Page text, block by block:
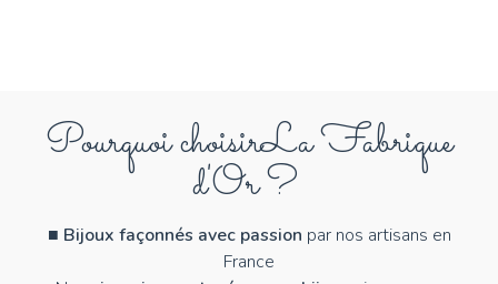
Pourquoi choisirLa Fabrique
d'Or ?
■ Bijoux façonnés avec passion par nos artisans en
France